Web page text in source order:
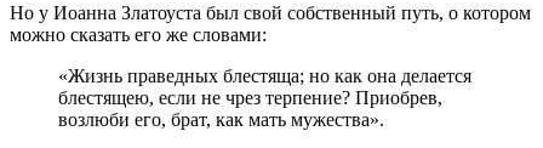
Но у Иоанна Златоуста был свой собственный путь, о котором
можно сказать его же словами:
«Жизнь праведных блестяща; но как она делается
блестящею, если не чрез терпение? Приобрев,
возлюби его, брат, как мать мужества».